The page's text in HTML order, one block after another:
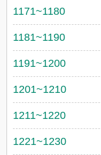
1171~1180
1181~1190
1191~1200
1201~1210
1211~1220
1221~1230